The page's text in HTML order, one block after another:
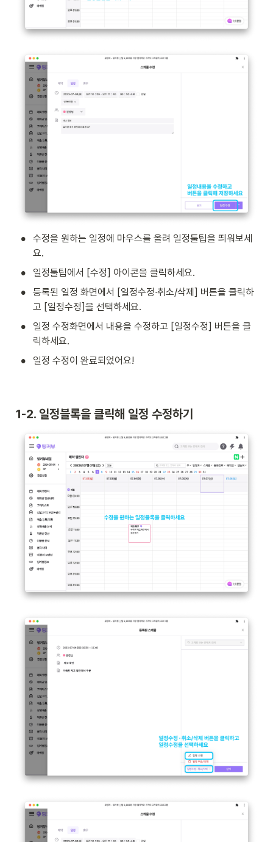
•
수정을 원하는 일정에 마우스를 올려 일정툴팁을 띄워보세
요.
• 일정툴팁에서 [수정] 아이콘을 클릭하세요.
•
등록된 일정 화면에서 [일정수정∙취소/삭제] 버튼을 클릭하
고 [일정수정]을 선택하세요.
•
일정 수정화면에서 내용을 수정하고 [일정수정] 버튼을 클
릭하세요.
• 일정 수정이 완료되었어요!
1-2. 일정블록을 클릭해 일정 수정하기